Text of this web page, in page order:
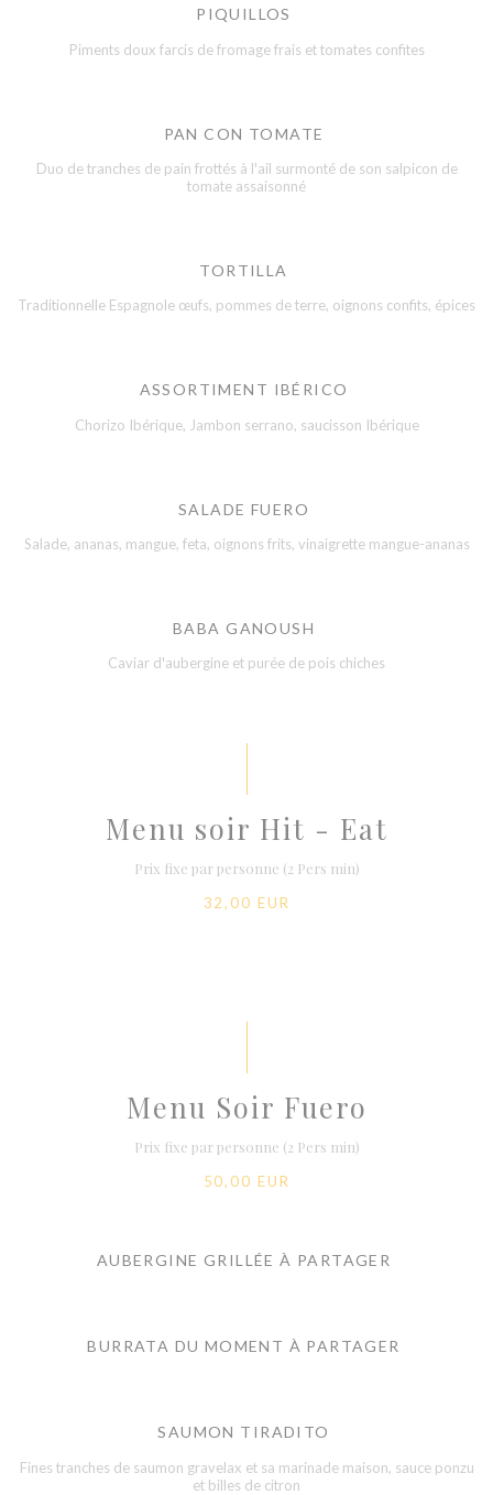
PIQUILLOS
Piments doux farcis de fromage frais et tomates confites
PAN CON TOMATE
Duo de tranches de pain frottés à l'ail surmonté de son salpicon de
tomate assaisonné
TORTILLA
Traditionnelle Espagnole œufs, pommes de terre, oignons confits, épices
ASSORTIMENT IBÉRICO
Chorizo Ibérique, Jambon serrano, saucisson Ibérique
SALADE FUERO
Salade, ananas, mangue, feta, oignons frits, vinaigrette mangue-ananas
BABA GANOUSH
Caviar d'aubergine et purée de pois chiches
Menu soir Hit - Eat
Prix fixe par personne (2 Pers min)
32,00 EUR
Menu Soir Fuero
Prix fixe par personne (2 Pers min)
50,00 EUR
AUBERGINE GRILLÉE À PARTAGER
BURRATA DU MOMENT À PARTAGER
SAUMON TIRADITO
Fines tranches de saumon gravelax et sa marinade maison, sauce ponzu
et billes de citron